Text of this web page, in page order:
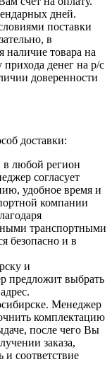
дней.
поставки
в
наличие товара на
прихода денег на р/с
доверенности
доставки:
в любой регион
согласует
удобное время и
компании
транспортными
безопасно и в
и
предложит выбрать
Менеджер
комплектацию
после чего Вы
заказа,
и соответствие